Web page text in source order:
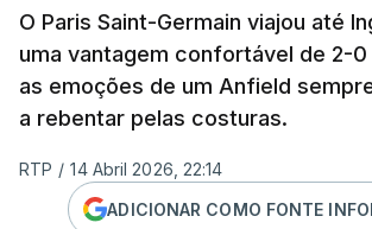
O Paris Saint-Germain viajou até
uma vantagem confortável de 2-
as emoções de um Anfield
a rebentar pelas costuras.
RTP / 14 Abril 2026, 22:14
ADICIONAR COMO FONTE